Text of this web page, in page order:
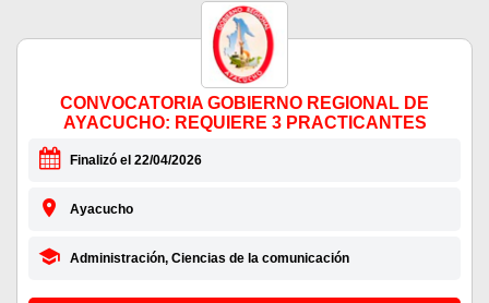
CONVOCATORIA GOBIERNO REGIONAL DE
AYACUCHO: REQUIERE 3 PRACTICANTES
Finalizó el 22/04/2026
Ayacucho
Administración, Ciencias de la comunicación